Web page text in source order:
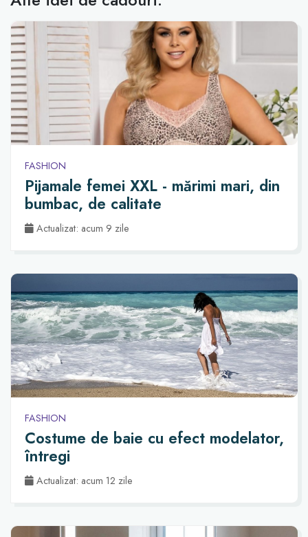
FASHION
Pijamale femei XXL - mărimi mari, din
bumbac, de calitate
Actualizat: acum 9 zile
FASHION
Costume de baie cu efect modelator,
întregi
Actualizat: acum 12 zile